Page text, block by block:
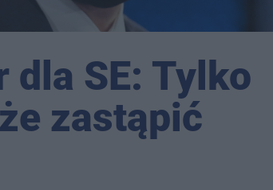
dla SE: Tylko
zastąpić